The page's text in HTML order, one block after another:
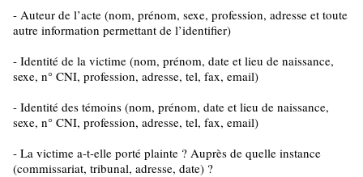
- Auteur de l’acte (nom, prénom, sexe, profession, adresse et toute
autre information permettant de l’identifier)
- Identité de la victime (nom, prénom, date et lieu de naissance,
sexe, n° CNI, profession, adresse, tel, fax, email)
- Identité des témoins (nom, prénom, date et lieu de naissance,
sexe, n° CNI, profession, adresse, tel, fax, email)
- La victime a-t-elle porté plainte ? Auprès de quelle instance
(commissariat, tribunal, adresse, date) ?